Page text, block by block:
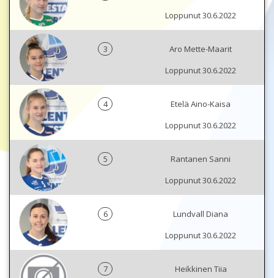
Loppunut 30.6.2022
3
Aro Mette-Maarit
Loppunut 30.6.2022
4
Etelä Aino-Kaisa
Loppunut 30.6.2022
5
Rantanen Sanni
Loppunut 30.6.2022
6
Lundvall Diana
Loppunut 30.6.2022
7
Heikkinen Tiia